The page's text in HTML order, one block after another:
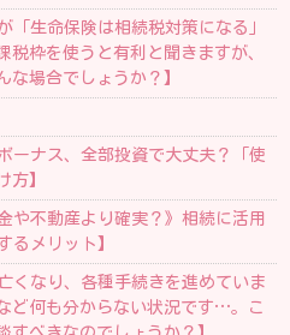
「生命保険は相続税対策になる」
税枠を使うと有利と聞きますが、
な場合でしょうか？】
ーナス、全部投資で大丈夫？「使
方】
や不動産より確実？》相続に活用
るメリット】
くなり、各種手続きを進めていま
ど何も分からない状況です…。こ